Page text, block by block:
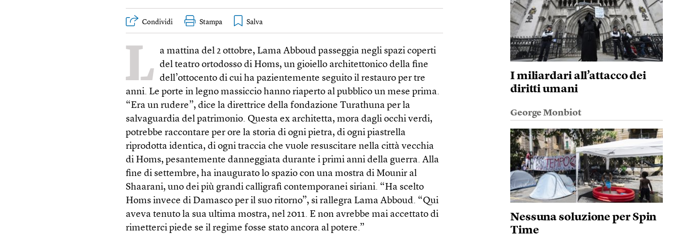
Condividi Stampa
L
a mattina del 2 ottobre, Lama Abboud passeggia negli spazi coperti
del teatro ortodosso di Homs, un gioiello architettonico della fine
dell’ottocento di cui ha pazientemente seguito il restauro per tre
anni. Le porte in legno massiccio hanno riaperto al pubblico un mese prima.
“Era un rudere”, dice la direttrice della fondazione Turathuna per la
salvaguardia del patrimonio. Questa ex architetta, mora dagli occhi verdi,
potrebbe raccontare per ore la storia di ogni pietra, di ogni piastrella
riprodotta identica, di ogni traccia che vuole resuscitare nella città vecchia
di Homs, pesantemente danneggiata durante i primi anni della guerra. Alla
fine di settembre, ha inaugurato lo spazio con una mostra di Mounir al
Shaarani, uno dei più grandi calligrafi contemporanei siriani. “Ha scelto
Homs invece di Damasco per il suo ritorno”, si rallegra Lama Abboud. “Qui
aveva tenuto la sua ultima mostra, nel 2011. E non avrebbe mai accettato di
rimetterci piede se il regime fosse stato ancora al potere.”
I miliardari all’attacco dei
diritti umani
George Monbiot
Nessuna soluzione per Spin
Time